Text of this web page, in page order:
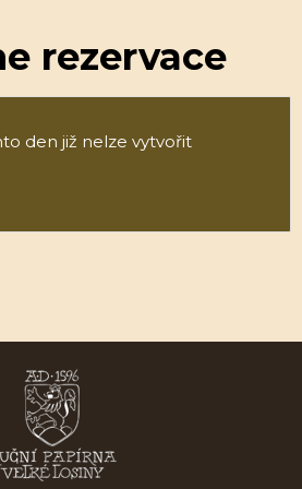
rezervace
den již nelze vytvořit